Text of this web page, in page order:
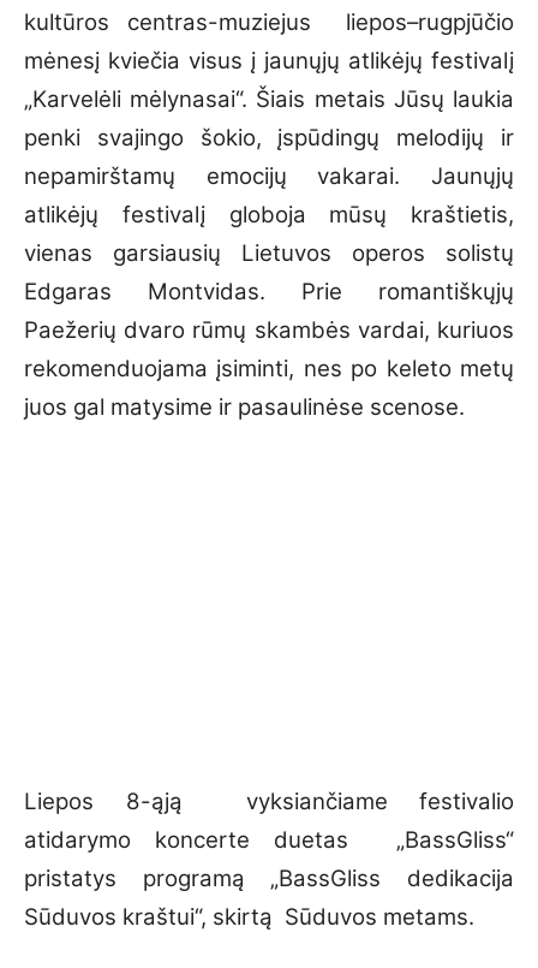
kultūros centras-muziejus liepos–rugpjūčio
mėnesį kviečia visus į jaunųjų atlikėjų festivalį
„Karvelėli mėlynasai“. Šiais metais Jūsų laukia
penki svajingo šokio, įspūdingų melodijų ir
nepamirštamų emocijų vakarai. Jaunųjų
atlikėjų festivalį globoja mūsų kraštietis,
vienas garsiausių Lietuvos operos solistų
Edgaras Montvidas. Prie romantiškųjų
Paežerių dvaro rūmų skambės vardai, kuriuos
rekomenduojama įsiminti, nes po keleto metų
juos gal matysime ir pasaulinėse scenose.
Liepos 8-ąją vyksiančiame festivalio
atidarymo koncerte duetas „BassGliss“
pristatys programą „BassGliss dedikacija
Sūduvos kraštui“, skirtą Sūduvos metams.